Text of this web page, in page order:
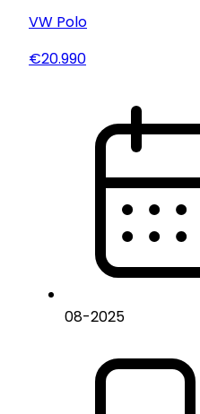
VW Polo
€20.990
08-2025